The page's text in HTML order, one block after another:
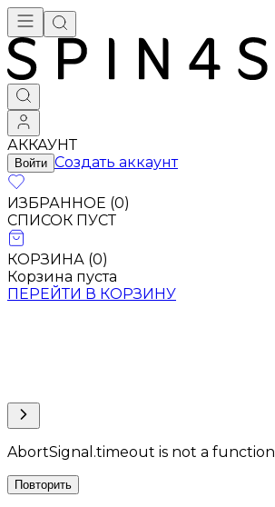
АККАУНТ
Войти Создать аккаунт
ИЗБРАННОЕ (0)
СПИСОК ПУСТ
КОРЗИНА (0)
Корзина пуста
ПЕРЕЙТИ В КОРЗИНУ
AbortSignal.timeout is not a function
Повторить